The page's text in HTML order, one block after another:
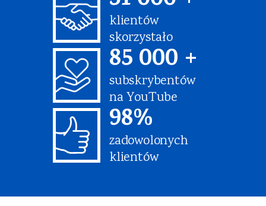
klientów
skorzystało
85 000 +
subskrybentów
na YouTube
98%
zadowolonych
klientów